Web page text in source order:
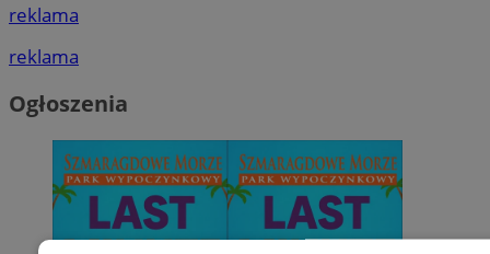
reklama
reklama
Ogłoszenia